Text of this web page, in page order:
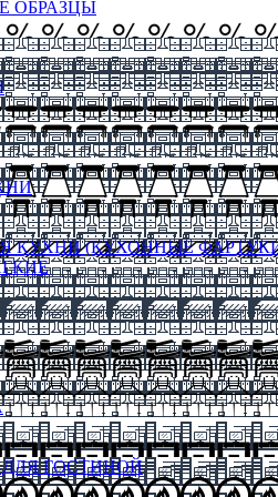
ОБРАЗЦЫ
КУХНИ (КУХОННЫЕ
ГОСТИНОЙ